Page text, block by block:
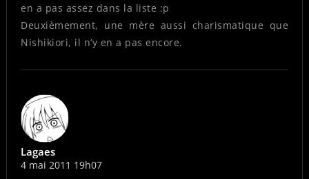
en a pas assez dans la liste :p
Deuxièmement, une mère aussi charismatique que
Nishikiori, il n’y en a pas encore.
Lagaes
4 mai 2011 19h07